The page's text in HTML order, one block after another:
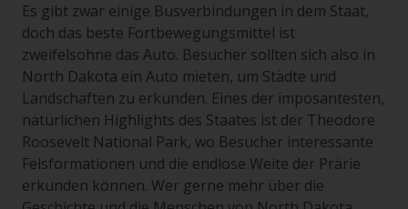
Es gibt zwar einige Busverbindungen in dem Staat,
doch das beste Fortbewegungsmittel ist
zweifelsohne das Auto. Besucher sollten sich also in
North Dakota ein Auto mieten, um Städte und
Landschaften zu erkunden. Eines der imposantesten,
natürlichen Highlights des Staates ist der Theodore
Roosevelt National Park, wo Besucher interessante
Felsformationen und die endlose Weite der Prärie
erkunden können. Wer gerne mehr über die